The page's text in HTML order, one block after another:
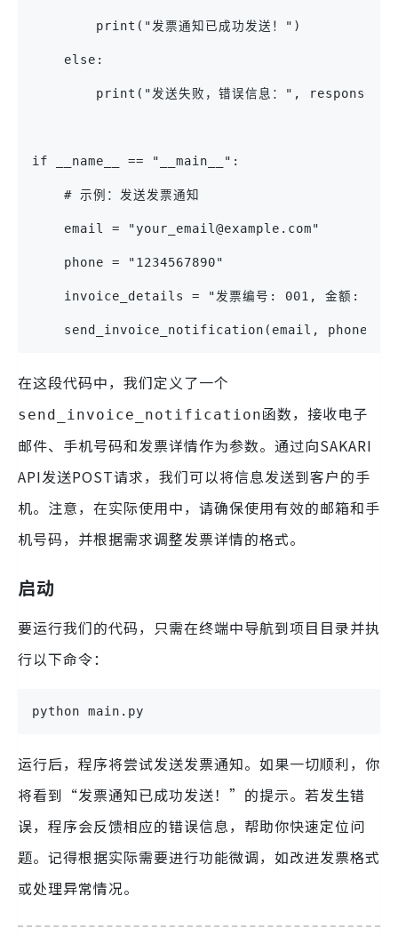
        print("发票通知已成功发送！")
    else:
print("发送失败，错误信息：",
if __name__ == "__main__":
    # 示例：发送发票通知
    email = "your_email@example.com"
    phone = "1234567890"
invoice_details = "发票编号: 001, 金额: 100
send_invoice_notification(email, phone,
在这段代码中，我们定义了一个
send_invoice_notification函数，接收电子
邮件、手机号码和发票详情作为参数。通过向SAKARI
API发送POST请求，我们可以将信息发送到客户的手
机。注意，在实际使用中，请确保使用有效的邮箱和手
机号码，并根据需求调整发票详情的格式。
启动
要运行我们的代码，只需在终端中导航到项目目录并执
行以下命令：
python main.py
运行后，程序将尝试发送发票通知。如果一切顺利，你
将看到“发票通知已成功发送！”的提示。若发生错
误，程序会反馈相应的错误信息，帮助你快速定位问
题。记得根据实际需要进行功能微调，如改进发票格式
或处理异常情况。